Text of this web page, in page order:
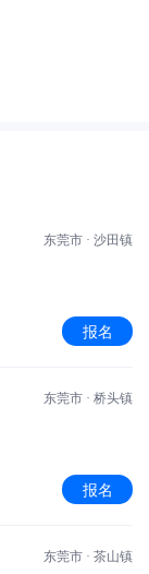
东莞市 · 沙田镇
报名
东莞市 · 桥头镇
报名
东莞市 · 茶山镇